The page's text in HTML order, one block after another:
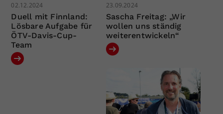
02.12.2024
Duell mit Finnland:
Lösbare Aufgabe für
ÖTV-Davis-Cup-
Team
23.09.2024
Sascha Freitag: „Wir
wollen uns ständig
weiterentwickeln“